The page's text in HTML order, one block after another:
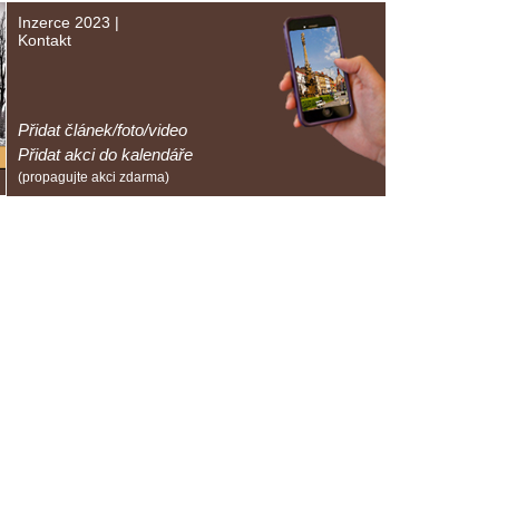
Inzerce 2023 |
Kontakt
Přidat článek/foto/video
Přidat akci do kalendáře
(propagujte akci zdarma)